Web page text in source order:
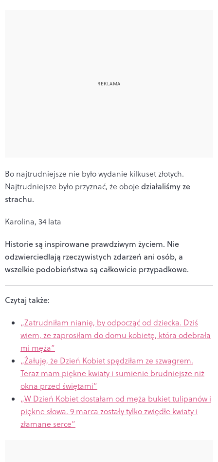
Bo najtrudniejsze nie było wydanie kilkuset złotych.
Najtrudniejsze było przyznać, że oboje działaliśmy ze
strachu.
Karolina, 34 lata
Historie są inspirowane prawdziwym życiem. Nie
odzwierciedlają rzeczywistych zdarzeń ani osób, a
wszelkie podobieństwa są całkowicie przypadkowe.
Czytaj także:
„Zatrudniłam nianię, by odpocząć od dziecka. Dziś
wiem, że zaprosiłam do domu kobietę, która odebrała
mi męża”
„Żałuję, że Dzień Kobiet spędziłam ze szwagrem.
Teraz mam piękne kwiaty i sumienie brudniejsze niż
okna przed świętami”
„W Dzień Kobiet dostałam od męża bukiet tulipanów i
piękne słowa. 9 marca zostały tylko zwiędłe kwiaty i
złamane serce”